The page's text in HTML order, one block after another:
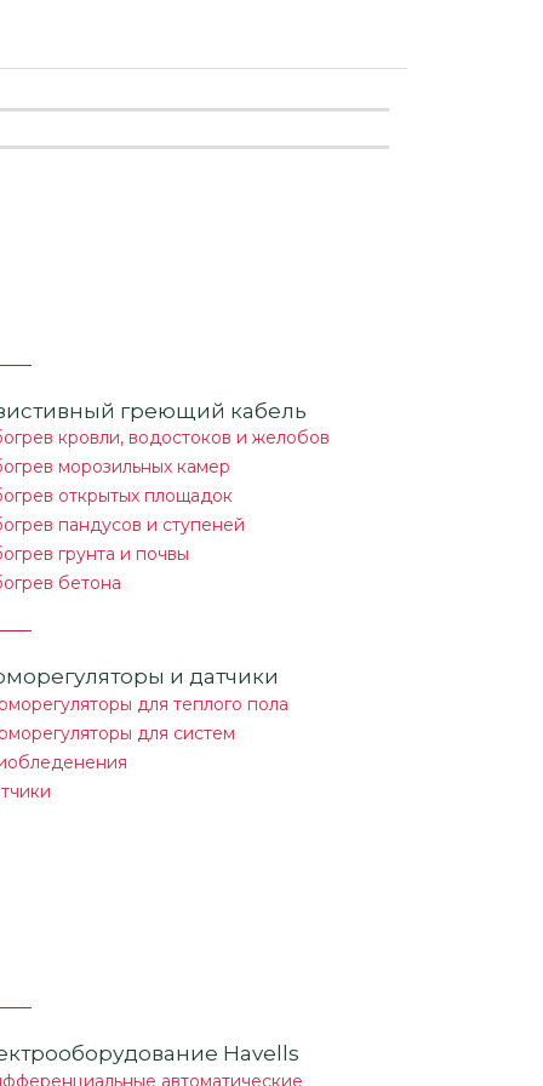
греющий кабель
кровли, водостоков и желобов
морозильных камер
открытых площадок
пандусов и ступеней
грунта и почвы
бетона
и датчики
для теплого пола
для систем
Havells
автоматические